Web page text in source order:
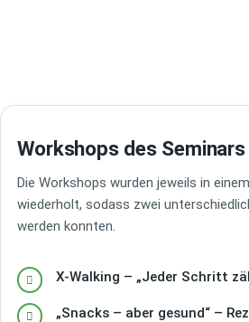
Workshops des Seminars
Die Workshops wurden jeweils in
wiederholt, sodass zwei
werden konnten.
X-Walking – „Jeder Schritt
„Snacks – aber gesund“ –